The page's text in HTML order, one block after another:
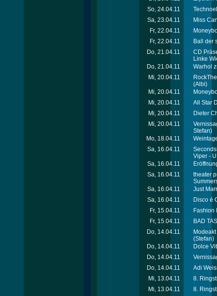
So, 24.04.11
Sa, 23.04.11
Miss
Fr, 22.04.11
Fr, 22.04.11
Ball der
Do, 21.04.11
CD
Linke
Do, 21.04.11
Warhol
Mi, 20.04.11
(Albi)
Mi, 20.04.11
Mi, 20.04.11
All Star
Mi, 20.04.11
Dieter
Mi, 20.04.11
Stefan)
Mo, 18.04.11
Sa, 16.04.11
Viper -
Sa, 16.04.11
Sa, 16.04.11
theater
Sa, 16.04.11
Just
Sa, 16.04.11
Disco é
Fr, 15.04.11
Fashion
Fr, 15.04.11
BAD
Do, 14.04.11
(Stefan)
Do, 14.04.11
Dolce
Do, 14.04.11
Do, 14.04.11
Adi
Mi, 13.04.11
8.
Mi, 13.04.11
8.